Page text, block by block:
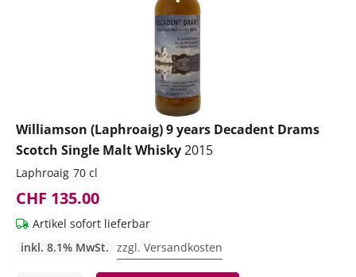
Williamson (Laphroaig) 9 years Decadent Drams
Scotch Single Malt Whisky2015
Laphroaig 70 cl
CHF 135.00
Artikel sofort lieferbar
inkl. 8.1% MwSt. zzgl. Versandkosten